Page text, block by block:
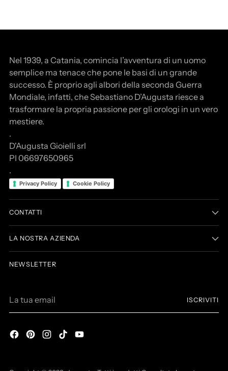
Nel 1939, a Catania, comincia l’avventura di un uomo
semplice ma tenace che pone le basi di un grande
successo. È proprio agli albori della seconda Guerra
Mondiale, infatti, che Sebastiano D’Augusta riesce a
trasformare la propria passione per gli orologi in un vero
mestiere.
.
D'Augusta Gioielli srl
PI 06697650965
.
Privacy Policy Cookie Policy
CONTATTI
LA NOSTRA AZIENDA
NEWSLETTER
tua
ISCRIVITI